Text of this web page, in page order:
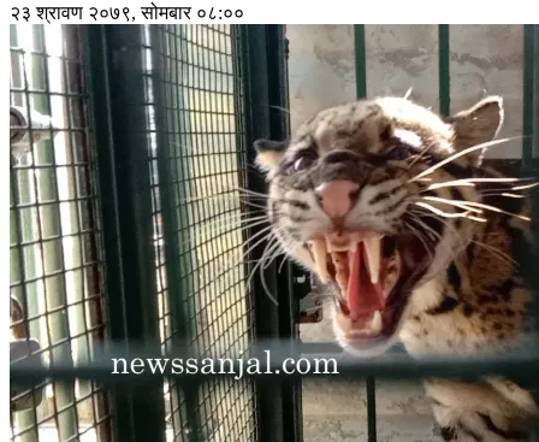
२३ श्रावण २०७९, सोमबार ०८:००